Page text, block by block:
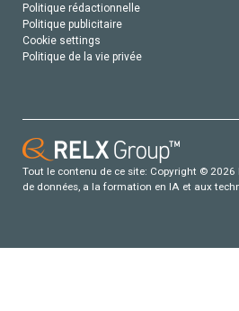
Politique rédactionnelle
Politique publicitaire
Cookie settings
Politique de la vie privée
Tout le contenu de ce site: Copyright ©
de données, a la formation en IA et aux